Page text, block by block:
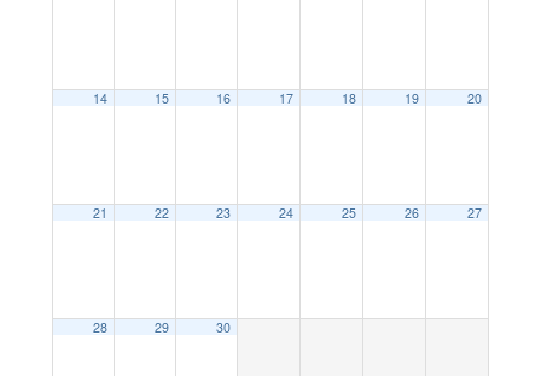
14 15 16 17 18 19 20
21 22 23 24 25 26 27
28 29 30